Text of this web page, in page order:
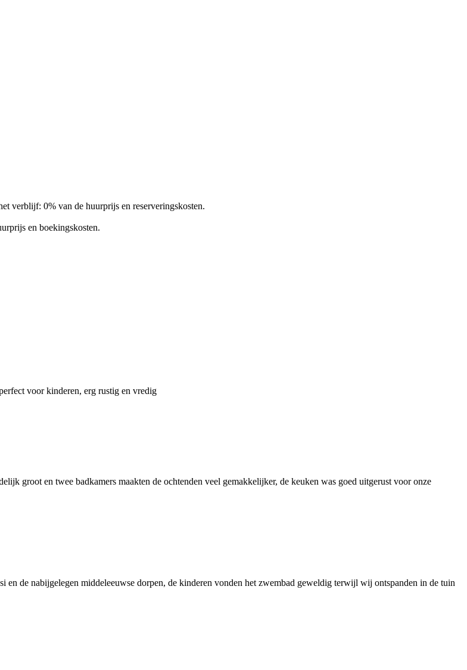
verblijf: 0% van de huurprijs en reserveringskosten.
en boekingskosten.
voor kinderen, erg rustig en vredig
groot en twee badkamers maakten de ochtenden veel gemakkelijker, de keuken was goed uitgerust voor onze
en de nabijgelegen middeleeuwse dorpen, de kinderen vonden het zwembad geweldig terwijl wij ontspanden in de tuin